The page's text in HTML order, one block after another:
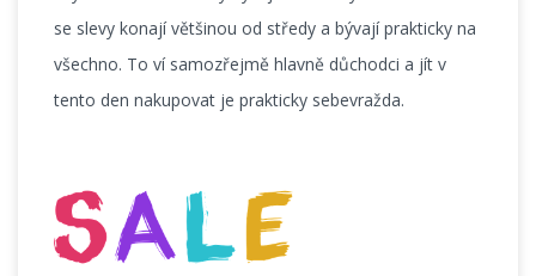
se slevy konají většinou od středy a bývají prakticky na
všechno. To ví samozřejmě hlavně důchodci a jít v
tento den nakupovat je prakticky sebevražda.